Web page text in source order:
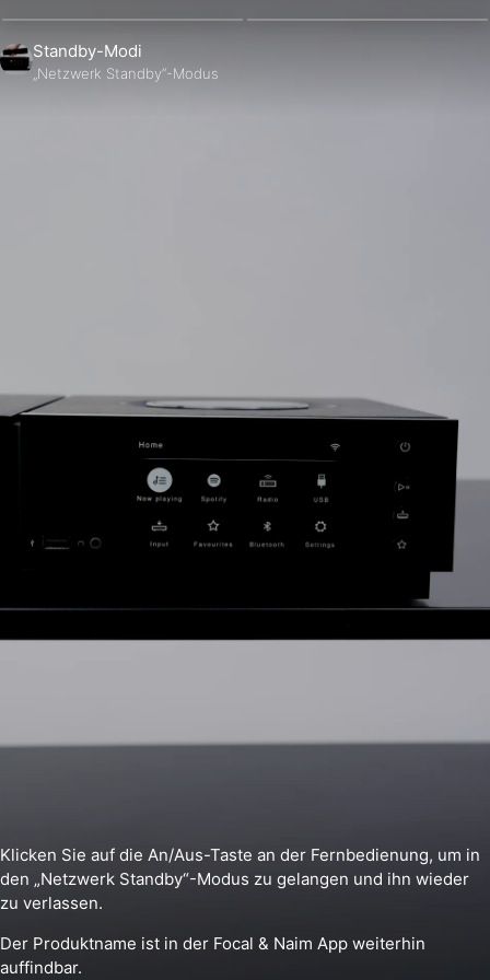
Standby-Modi
„Netzwerk Standby“-Modus
Klicken Sie auf die An/Aus-Taste an der Fernbedienung, um in
den „Netzwerk Standby“-Modus zu gelangen und ihn wieder
zu verlassen.
Der Produktname ist in der Focal & Naim App weiterhin
auffindbar.